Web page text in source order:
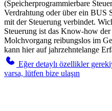
(Speicherprogrammierbare
Verdrahtung oder über ein BUS
mit der Steuerung verbindet.
Steuerung ist das Know-how
Molchvorgang reibungslos im
kann hier auf jahrzehntelange
Eğer detaylı özellikler
varsa, lütfen bize ulaşın